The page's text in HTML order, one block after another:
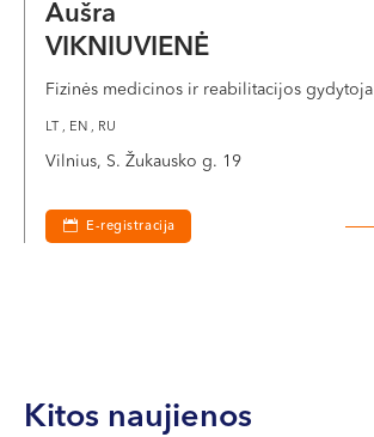
Aušra
VIKNIUVIENĖ
Fizinės medicinos ir reabilitacijos gydytoja
LT , EN , RU
Vilnius, S. Žukausko g. 19
E-registracija
Kitos naujienos